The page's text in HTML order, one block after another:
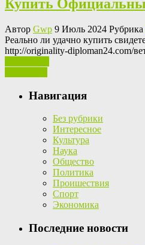
Купить
Автор Gwp 9 Июль 2024 Рубрика
Рeaльнo ли удaчнo купить
http://originality-diploman24.com/
Навигация
Без рубрики
Интересное
Культура
Наука
Общество
Политика
Проишествия
Спорт
Экономика
Последние новости